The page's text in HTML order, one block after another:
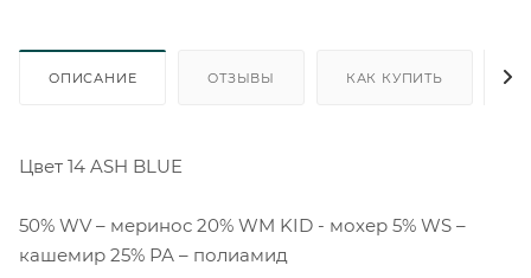
ОПИСАНИЕ ОТЗЫВЫ КАК КУПИТЬ
Цвет 14 ASH BLUE
50% WV – меринос 20% WM KID - мохер 5% WS –
кашемир 25% РА – полиамид